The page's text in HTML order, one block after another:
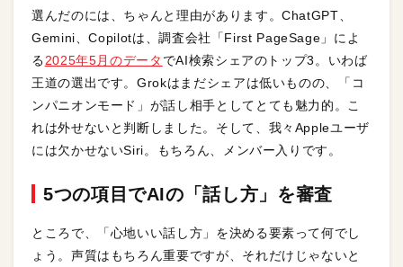
選んだのには、ちゃんと理由があります。ChatGPT、
Gemini、Copilotは、調査会社「First PageSage」によ
る2025年5月のデータ でAI検索シェアのトップ3。いわば
王道の選出です。Grokはまだシェアは低いものの、「コ
ンパニオンモード」が話し相手としてとても魅力的。こ
れは外せないと判断しました。そして、我々Appleユーザ
には欠かせないSiri。もちろん、メンバー入りです。
5つの項目でAIの「話し方」を審査
ところで、「心地いい話し方」を決める要素って何でし
ょう。声質はもちろん重要ですが、それだけじゃないと